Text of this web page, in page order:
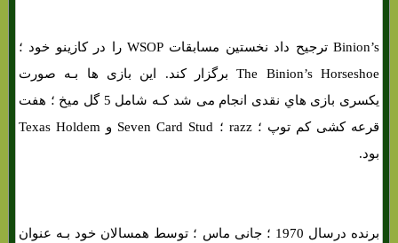
Binion’s ترجیح داد نخستین مسابقات WSOP را در کازینو خود ؛
The Binion’s Horseshoe برگزار کند. این بازی ها بـه صورت
یکسری بازی هاي‌ نقدی انجام می شد کـه شامل 5 گل میخ ؛ هفت
قرعه کشی کم توپ ؛ razz ؛ Seven Card Stud و Texas Holdem
بود.
برنده درسال 1970 ؛ جانی ماس ؛ توسط همسالان خود بـه عنوان